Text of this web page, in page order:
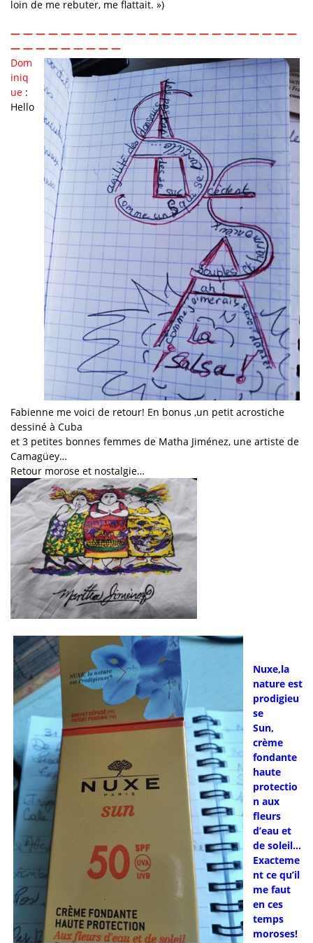
loin de me rebuter, me flattait. »)
— — — — — — — — — — — — — — — — — — — — — — —
— — — — — — — — —
Dom
iniq
ue :
Hello
Fabienne me voici de retour! En bonus ,un petit acrostiche
dessiné à Cuba
et 3 petites bonnes femmes de Matha Jiménez, une artiste de
Camagüey…
Retour morose et nostalgie…
Nuxe,la
nature est
prodigieu
se
Sun,
crème
fondante
haute
protectio
n aux
fleurs
d’eau et
de soleil…
Exacteme
nt ce qu’il
me faut
en ces
temps
moroses!